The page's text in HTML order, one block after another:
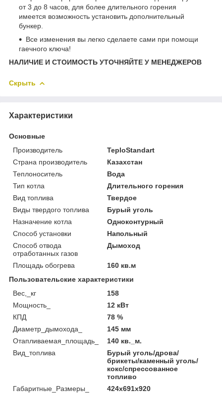
от 3 до 8 часов, для более длительного горения
имеется возможность установить дополнительный
бункер.
Все изменения вы легко сделаете сами при помощи
гаечного ключа!
НАЛИЧИЕ И СТОИМОСТЬ УТОЧНЯЙТЕ У МЕНЕДЖЕРОВ
Скрыть
Характеристики
Основные
Производитель
TeploStandart
Страна производитель
Казахстан
Теплоноситель
Вода
Тип котла
Длительного горения
Вид топлива
Твердое
Виды твердого топлива
Бурый уголь
Назначение котла
Одноконтурный
Способ установки
Напольный
Способ отвода
отработанных газов
Дымоход
Площадь обогрева
160 кв.м
Пользовательские характеристики
Вес,_кг
158
Мощность_
12 кВт
КПД
78 %
Диаметр_дымохода_
145 мм
Отапливаемая_площадь_
140 кв._м.
Вид_топлива
Бурый уголь/дрова/
брикеты/каменный уголь/
кокс/спрессованное
топливо
Габаритные_Размеры_
424х691х920